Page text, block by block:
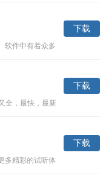
软件中有着众多
下载
全，最快，最新
下载
多精彩的试听体
下载